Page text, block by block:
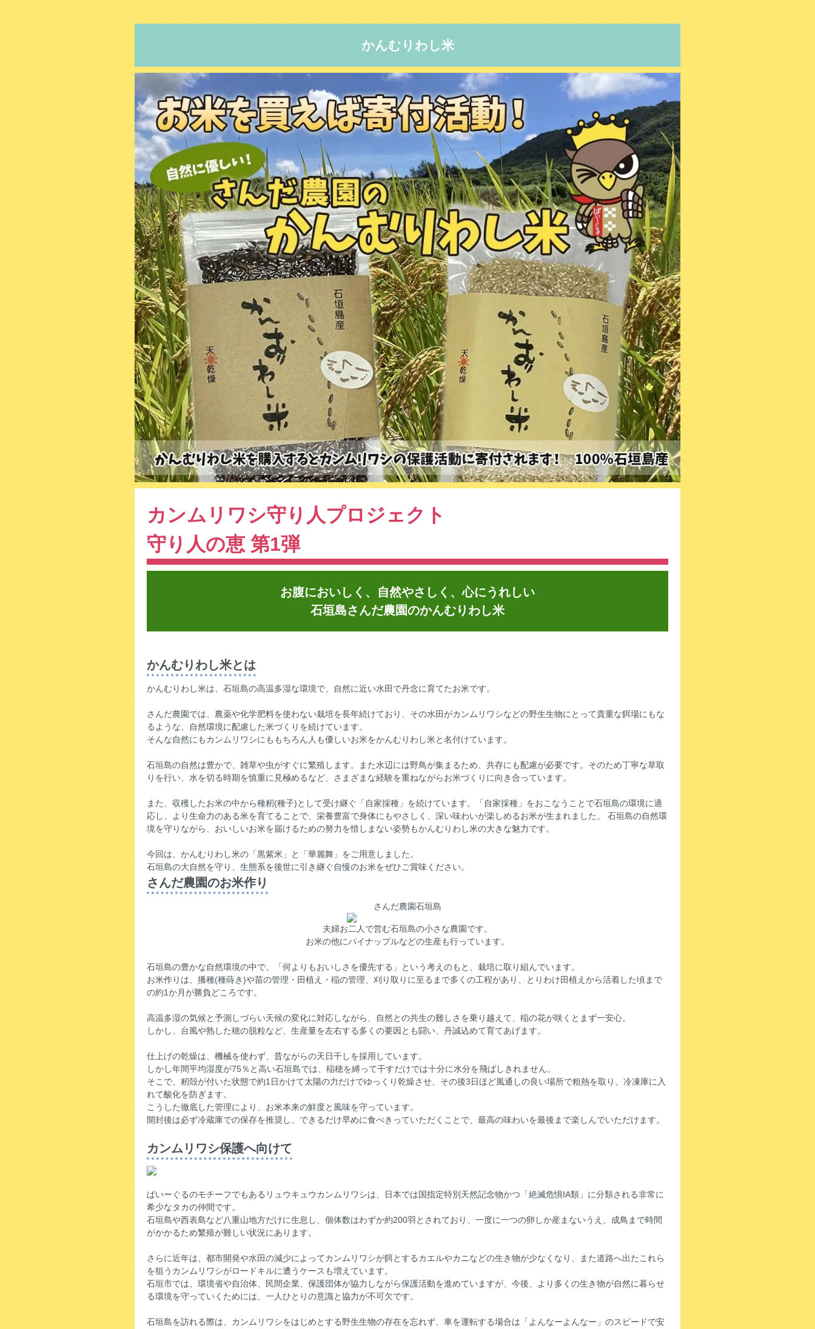
かんむりわし米
カンムリワシ守り人プロジェクト
守り人の恵 第1弾
お腹においしく、自然やさしく、心にうれしい
石垣島さんだ農園のかんむりわし米
かんむりわし米とは
かんむりわし米は、石垣島の高温多湿な環境で、自然に近い水田で丹念に育てたお米です。
さんだ農園では、農薬や化学肥料を使わない栽培を長年続けており、その水田がカンムリワシなどの野生生物にとって貴重な餌場にもな
るような、自然環境に配慮した米づくりを続けています。
そんな自然にもカンムリワシにももちろん人も優しいお米をかんむりわし米と名付けています。
石垣島の自然は豊かで、雑草や虫がすぐに繁殖します。また水辺には野鳥が集まるため、共存にも配慮が必要です。そのため丁寧な草取
りを行い、水を切る時期を慎重に見極めるなど、さまざまな経験を重ねながらお米づくりに向き合っています。
また、収穫したお米の中から種籾(種子)として受け継ぐ「自家採種」を続けています。「自家採種」をおこなうことで石垣島の環境に適
応し、より生命力のある米を育てることで、栄養豊富で身体にもやさしく、深い味わいが楽しめるお米が生まれました。 石垣島の自然環
境を守りながら、おいしいお米を届けるための努力を惜しまない姿勢もかんむりわし米の大きな魅力です。
今回は、かんむりわし米の「黒紫米」と「華麗舞」をご用意しました。
石垣島の大自然を守り、生態系を後世に引き継ぐ自慢のお米をぜひご賞味ください。
さんだ農園のお米作り
さんだ農園石垣島
夫婦お二人で営む石垣島の小さな農園です。
お米の他にパイナップルなどの生産も行っています。
石垣島の豊かな自然環境の中で、「何よりもおいしさを優先する」という考えのもと、栽培に取り組んでいます。
お米作りは、播種(種蒔き)や苗の管理・田植え・稲の管理、刈り取りに至るまで多くの工程があり、とりわけ田植えから活着した頃まで
の約1か月が勝負どころです。
高温多湿の気候と予測しづらい天候の変化に対応しながら、自然との共生の難しさを乗り越えて、稲の花が咲くとまず一安心。
しかし、台風や熟した穂の脱粒など、生産量を左右する多くの要因とも闘い、丹誠込めて育てあげます。
仕上げの乾燥は、機械を使わず、昔ながらの天日干しを採用しています。
しかし年間平均湿度が75％と高い石垣島では、稲穂を縛って干すだけでは十分に水分を飛ばしきれません。
そこで、籾殻が付いた状態で約1日かけて太陽の力だけでゆっくり乾燥させ、その後3日ほど風通しの良い場所で粗熱を取り、冷凍庫に入
れて酸化を防ぎます。
こうした徹底した管理により、お米本来の鮮度と風味を守っています。
開封後は必ず冷蔵庫での保存を推奨し、できるだけ早めに食べきっていただくことで、最高の味わいを最後まで楽しんでいただけます。
カンムリワシ保護へ向けて
ぱいーぐるのモチーフでもあるリュウキュウカンムリワシは、日本では国指定特別天然記念物かつ「絶滅危惧IA類」に分類される非常に
希少なタカの仲間です。
石垣島や西表島など八重山地方だけに生息し、個体数はわずか約200羽とされており、一度に一つの卵しか産まないうえ、成鳥まで時間
がかかるため繁殖が難しい状況にあります。
さらに近年は、都市開発や水田の減少によってカンムリワシが餌とするカエルやカニなどの生き物が少なくなり、また道路へ出たこれら
を狙うカンムリワシがロードキルに遭うケースも増えています。
石垣市では、環境省や自治体、民間企業、保護団体が協力しながら保護活動を進めていますが、今後、より多くの生き物が自然に暮らせ
る環境を守っていくためには、一人ひとりの意識と協力が不可欠です。
石垣島を訪れる際は、カンムリワシをはじめとする野生生物の存在を忘れず、車を運転する場合は「よんなーよんなー」のスピードで安